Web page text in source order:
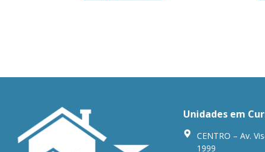
Unidades em
CENTRO – Av.
1999